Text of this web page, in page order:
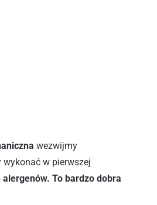
wezwijmy
w pierwszej
To bardzo dobra